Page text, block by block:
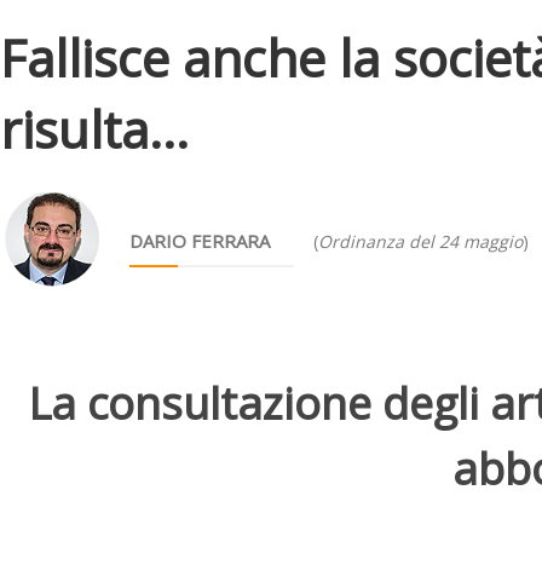
Fallisce anche la
risulta...
DARIO FERRARA (Ordinanza del 24 maggio)
La consultazione degli